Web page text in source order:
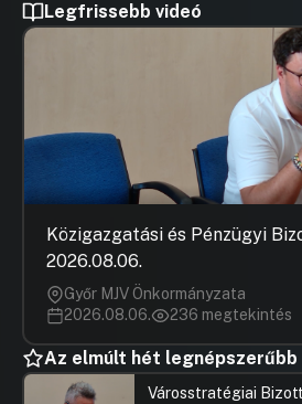
Legfrissebb videó
Közigazgatási és Pénzügyi
2026.08.06.
Győr MJV Önkormányzata
2026.08.06.
236 megtekintés
Az elmúlt hét legnépszerűbb
Városstratégiai